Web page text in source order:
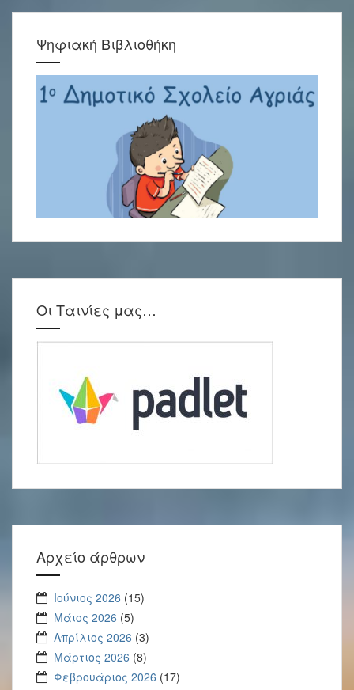
Ψηφιακή Βιβλιοθήκη
Οι Ταινίες μας…
Αρχείο άρθρων
Ιούνιος 2026 (15)
Μάιος 2026 (5)
Απρίλιος 2026 (3)
Μάρτιος 2026 (8)
Φεβρουάριος 2026 (17)